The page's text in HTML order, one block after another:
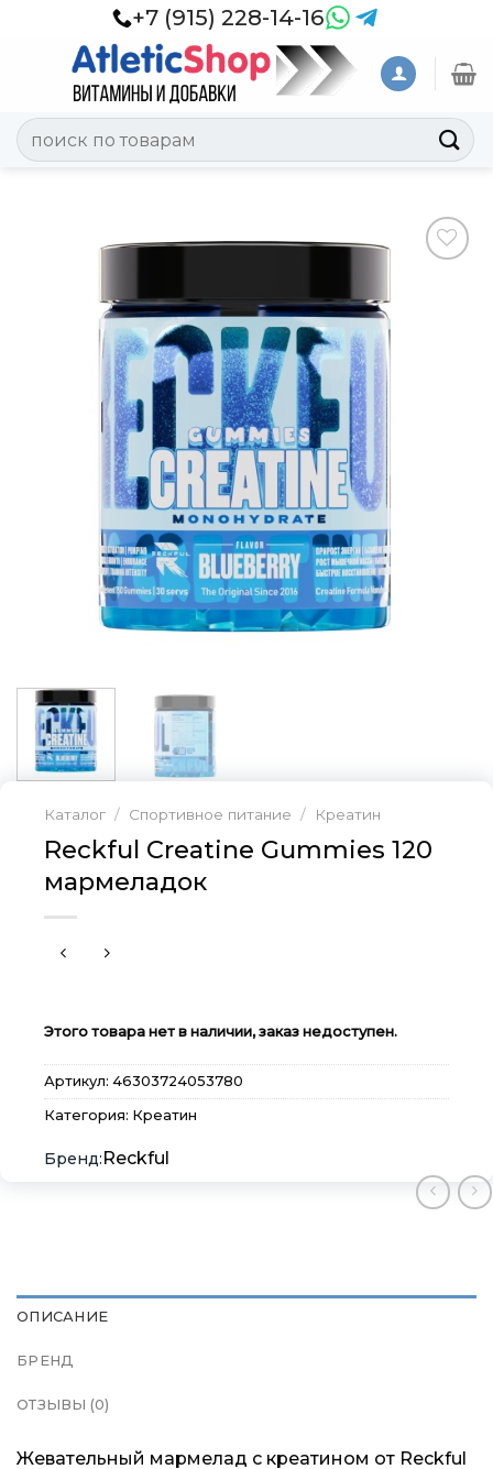
+7 (915) 228-14-16
Искать:
Добавить
Вишлист
Каталог / Спортивное питание / Креатин
Reckful Creatine Gummies 120
мармеладок
Этого товара нет в наличии, заказ недоступен.
Артикул: 46303724053780
Категория: Креатин
Reckful
ОПИСАНИЕ
БРЕНД
ОТЗЫВЫ (0)
Жевательный мармелад с креатином от Reckful
Подарочные сертификаты
Подарочные сертификаты
Подарочные сертификаты